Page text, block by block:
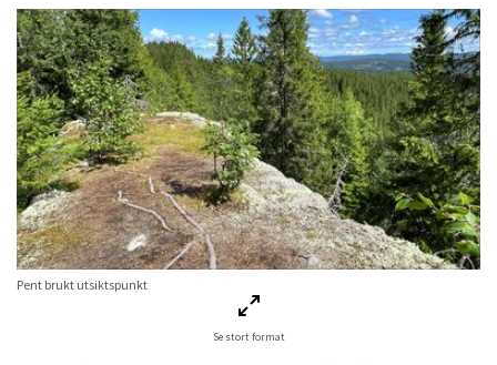
Pent brukt utsiktspunkt
Se stort format